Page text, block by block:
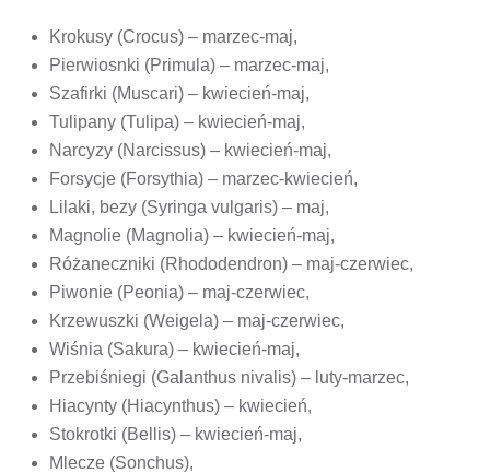
Krokusy (Crocus) – marzec-maj,
Pierwiosnki (Primula) – marzec-maj,
Szafirki (Muscari) – kwiecień-maj,
Tulipany (Tulipa) – kwiecień-maj,
Narcyzy (Narcissus) – kwiecień-maj,
Forsycje (Forsythia) – marzec-kwiecień,
Lilaki, bezy (Syringa vulgaris) – maj,
Magnolie (Magnolia) – kwiecień-maj,
Różaneczniki (Rhododendron) – maj-czerwiec,
Piwonie (Peonia) – maj-czerwiec,
Krzewuszki (Weigela) – maj-czerwiec,
Wiśnia (Sakura) – kwiecień-maj,
Przebiśniegi (Galanthus nivalis) – luty-marzec,
Hiacynty (Hiacynthus) – kwiecień,
Stokrotki (Bellis) – kwiecień-maj,
Mlecze (Sonchus),